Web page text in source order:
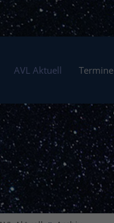
AVL Aktuell Termine